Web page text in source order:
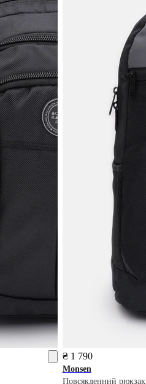
₴ 1 790
Monsen
Повсякденний рюкзак